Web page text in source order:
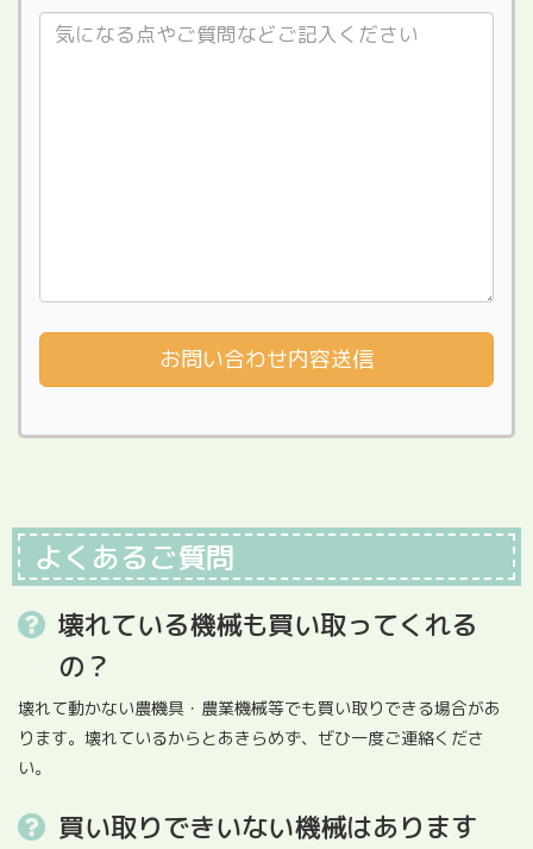
お問い合わせ内容送信
よくあるご質問
壊れている機械も買い取ってくれる
の？
壊れて動かない農機具・農業機械等でも買い取りできる場合があ
ります。壊れているからとあきらめず、ぜひ一度ご連絡くださ
い。
買い取りできいない機械はあります